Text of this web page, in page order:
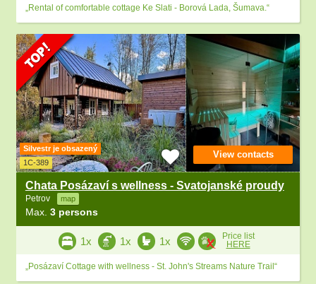
„Rental of comfortable cottage Ke Slati - Borová Lada, Šumava.“
Silvestr je obsazený
1C-389
Chata Posázaví s wellness - Svatojanské proudy
Petrov map
Max. 3 persons
View contacts
1x 1x 1x
Price list
HERE
„Posázaví Cottage with wellness - St. John's Streams Nature Trail“